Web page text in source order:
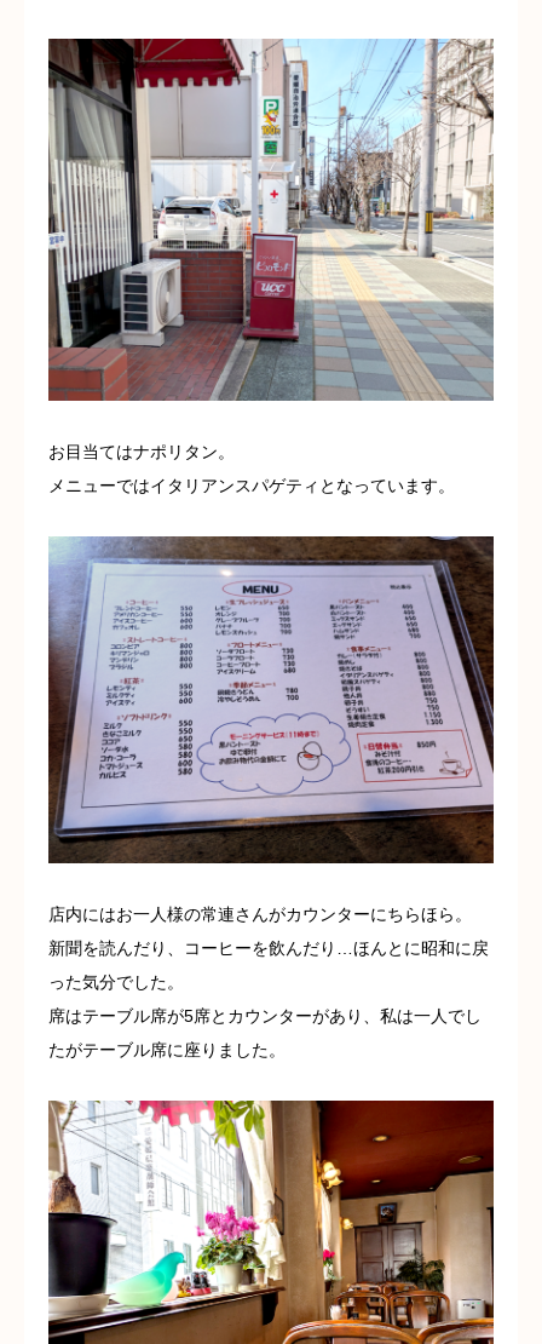
お目当てはナポリタン。
メニューではイタリアンスパゲティとなっています。
店内にはお一人様の常連さんがカウンターにちらほら。
新聞を読んだり、コーヒーを飲んだり…ほんとに昭和に戻
った気分でした。
席はテーブル席が5席とカウンターがあり、私は一人でし
たがテーブル席に座りました。